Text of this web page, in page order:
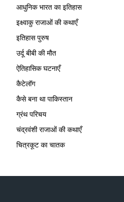
आधुनिक भारत का इतिहास
इक्ष्वाकु राजाओं की कथाएँ
इतिहास पुरुष
उर्दू बीबी की मौत
ऐतिहासिक घटनाएँ
कैटेलॉग
कैसे बना था पाकिस्तान
ग्रंथ परिचय
चंद्रवंशी राजाओं की कथाएँ
चित्रकूट का चातक